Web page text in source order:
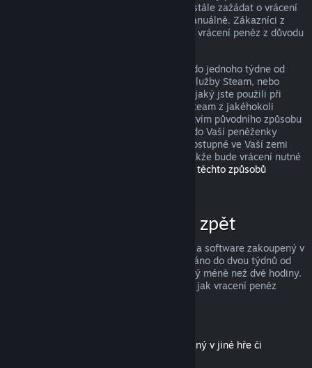
peněz, avšak i když je nesplníte, můžete stále zažádat o vrácení
peněz a my Vaši žádost zkontrolujeme manuálně. Zákazníci z
některých zemí mohou mít navíc práva na vrácení peněz z důvodu
Peníze Vám budou v plné výši navráceny do jednoho týdne od
schválení, a to buďto do Vaší peněženky služby Steam, nebo
prostřednictvím stejného způsobu platby, jaký jste použili při
nákupu produktu. Pokud nebude služba Steam z jakéhokoli
důvodu schopna vrátit peníze prostřednictvím původního způsobu
platby, budou peníze v plné výši vráceny do Vaší peněženky
služby Steam. (Některé způsoby platby dostupné ve Vaší zemi
totiž nemusí podporovat vracení peněz, takže bude vrácení nutné
Kompletní seznam těchto způsobů
Za co lze získat peníze zpět
Služba Steam nabízí vrácení peněz za hry a software zakoupený v
obchodě Steam, pokud je o vrácení zažádáno do dvou týdnů od
zakoupení a uživatel měl produkt spuštěný méně než dvě hodiny.
Níže si můžete přečíst kompletní přehled, jak vracení peněz
(produkt z obchodu služby Steam použitelný v jiné hře či